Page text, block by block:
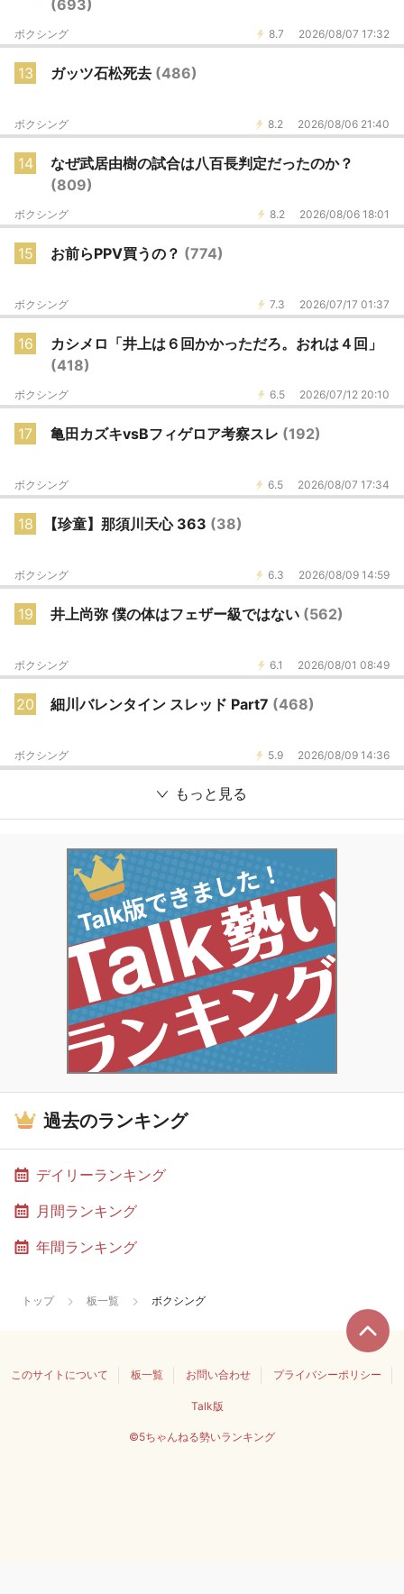
(693)
8.7 2026/08/07 17:32
ボクシング
13 ガッツ石松死去 (486)
8.2 2026/08/06 21:40
ボクシング
14
なぜ武居由樹の試合は八百長判定だったのか？
(809)
8.2 2026/08/06 18:01
ボクシング
15 お前らPPV買うの？ (774)
7.3 2026/07/17 01:37
ボクシング
16
カシメロ「井上は６回かかっただろ。おれは４回」
(418)
6.5 2026/07/12 20:10
ボクシング
17 亀田カズキvsBフィゲロア考察スレ (192)
6.5 2026/08/07 17:34
ボクシング
18 【珍童】那須川天心 363 (38)
6.3 2026/08/09 14:59
ボクシング
19 井上尚弥 僕の体はフェザー級ではない (562)
6.1 2026/08/01 08:49
ボクシング
20 細川バレンタイン スレッド Part7 (468)
5.9 2026/08/09 14:36
ボクシング
もっと見る
過去のランキング
デイリーランキング
月間ランキング
年間ランキング
トップ 板一覧 ボクシング
このサイトについて 板一覧 お問い合わせ プライバシーポリシー
Talk版
©5ちゃんねる勢いランキング